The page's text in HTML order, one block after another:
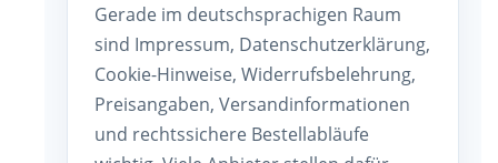
Gerade im deutschsprachigen Raum
sind Impressum, Datenschutzerklärung,
Cookie-Hinweise, Widerrufsbelehrung,
Preisangaben, Versandinformationen
und rechtssichere Bestellabläufe